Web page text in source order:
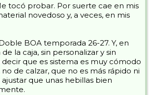
tocó probar. Por suerte cae en mis
novedoso y, a veces, en mis
BOA temporada 26-27. Y, en
la caja, sin personalizar y sin
que es sistema es muy cómodo
no de calzar, que no es más rápido ni
que unas hebillas bien